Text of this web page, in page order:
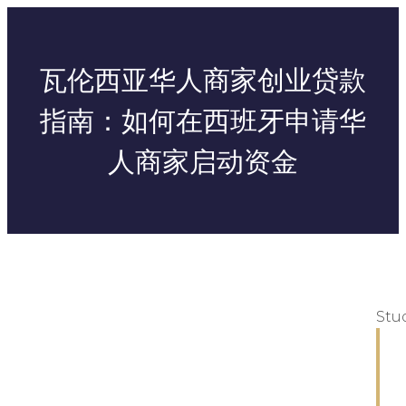
瓦伦西亚华人商家创业贷款
指南：如何在西班牙申请华
人商家启动资金